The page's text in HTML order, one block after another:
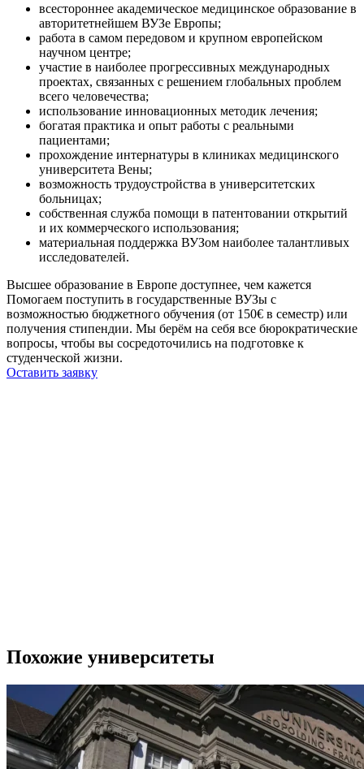
всестороннее академическое медицинское образование в
авторитетнейшем ВУЗе Европы;
работа в самом передовом и крупном европейском
научном центре;
участие в наиболее прогрессивных международных
проектах, связанных с решением глобальных проблем
всего человечества;
использование инновационных методик лечения;
богатая практика и опыт работы с реальными
пациентами;
прохождение интернатуры в клиниках медицинского
университета Вены;
возможность трудоустройства в университетских
больницах;
собственная служба помощи в патентовании открытий
и их коммерческого использования;
материальная поддержка ВУЗом наиболее талантливых
исследователей.
Высшее образование в Европе доступнее, чем кажется
Помогаем поступить в государственные ВУЗы с
возможностью бюджетного обучения (от 150€ в семестр) или
получения стипендии. Мы берём на себя все бюрократические
вопросы, чтобы вы сосредоточились на подготовке к
студенческой жизни.
Оставить заявку
Похожие университеты